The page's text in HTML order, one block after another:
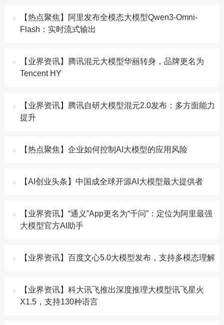
【热点聚焦】阿里发布全模态大模型Qwen3-Omni-
Flash：实时流式输出
【业界资讯】腾讯混元大模型华丽转身，品牌更名为
Tencent HY
【业界资讯】腾讯自研大模型混元2.0发布：多方面能力
提升
【热点聚焦】企业如何控制AI大模型的应用风险
【AI创业头条】中国成全球开源AI大模型最大提供者
【业界资讯】“通义”App更名为“千问”：定位为阿里最强
大模型官方AI助手
【业界资讯】百度文心5.0大模型发布，支持多模态理解
【业界资讯】科大讯飞推出深度推理大模型讯飞星火
X1.5，支持130种语言